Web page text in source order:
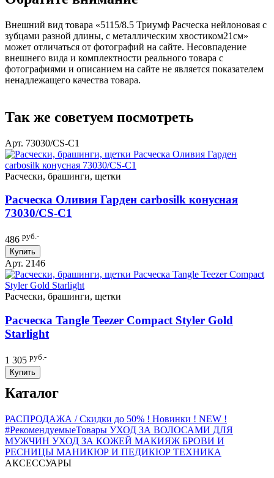
Внешний вид товара «5115/8.5 Триумф Расческа нейлоновая с
зубцами разной длины, с металлическим хвостиком21см»
может отличаться от фотографий на сайте. Несовпадение
внешнего вида и комплектности реального товара с
фотографиями и описанием на сайте не является показателем
ненадлежащего качества товара.
Так же советуем посмотреть
Арт. 73030/СS-C1
Расчески, брашинги, щетки
Расческа Оливия Гарден carbosilk конусная
73030/СS-C1
486 руб.-
Купить
Арт. 2146
Расчески, брашинги, щетки
Расческа Tangle Teezer Compact Styler Gold
Starlight
1 305 руб.-
Купить
Каталог
РАСПРОДАЖА / Скидки до 50% ! Новинки ! NEW !
#РекомендуемыеТовары УХОД ЗА ВОЛОСАМИ ДЛЯ
МУЖЧИН УХОД ЗА КОЖЕЙ МАКИЯЖ БРОВИ И
РЕСНИЦЫ МАНИКЮР И ПЕДИКЮР ТЕХНИКА
АКСЕССУАРЫ